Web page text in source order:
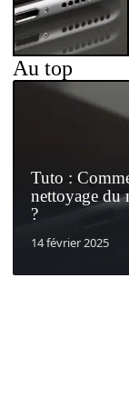
Au top
Tuto :
nettoyage du
?
14 février 2025